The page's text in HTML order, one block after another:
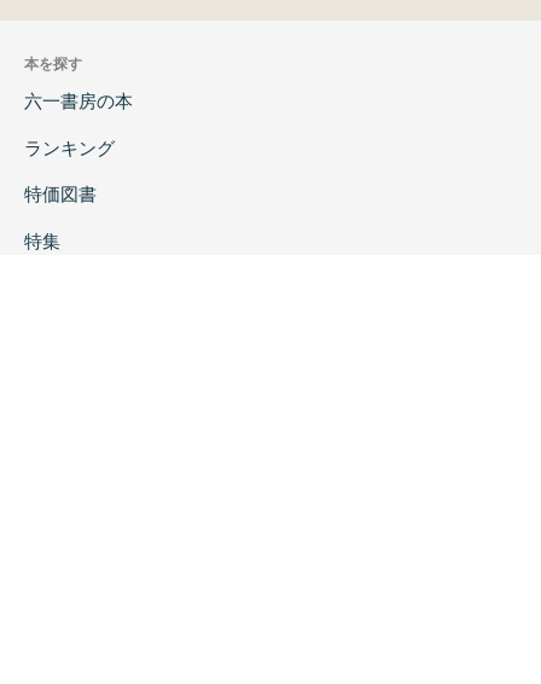
本を探す
六一書房の本
ランキング
特価図書
特集